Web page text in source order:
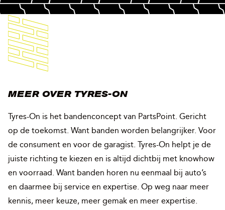
MEER OVER TYRES-ON
Tyres-On is het bandenconcept van PartsPoint. Gericht
op de toekomst. Want banden worden belangrijker. Voor
de consument en voor de garagist. Tyres-On helpt je de
juiste richting te kiezen en is altijd dichtbij met knowhow
en voorraad. Want banden horen nu eenmaal bij auto’s
en daarmee bij service en expertise. Op weg naar meer
kennis, meer keuze, meer gemak en meer expertise.